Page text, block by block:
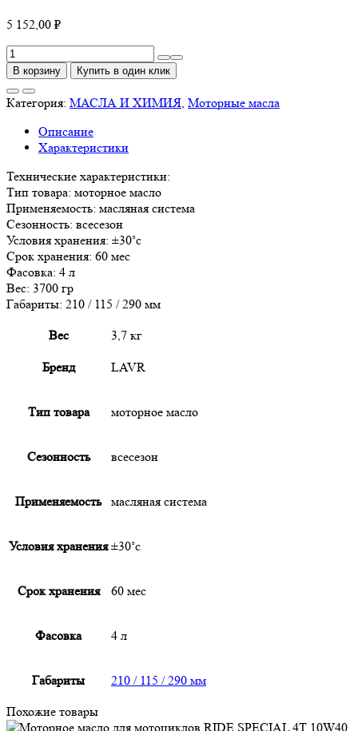
5 152,00 ₽
Количество
товара
масло
Marine
MOTOLINE,
4
л
/
Ln7780
В корзину Купить в один клик
Категория: МАСЛА И ХИМИЯ, Моторные масла
Описание
Характеристики
Технические характеристики:
Тип товара: моторное масло
Применяемость: масляная система
Сезонность: всесезон
Условия хранения: ±30˚с
Срок хранения: 60 мес
Фасовка: 4 л
Вес: 3700 гр
Габариты: 210 / 115 / 290 мм
Вес 3,7 кг
Бренд LAVR
Тип товара моторное масло
Сезонность всесезон
Применяемость масляная система
Условия хранения ±30˚с
Срок хранения 60 мес
Фасовка 4 л
Габариты 210 / 115 / 290 мм
Похожие товары